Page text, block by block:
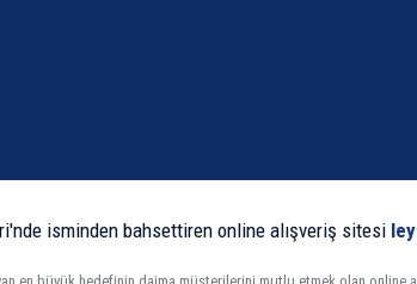
isminden bahsettiren online alışveriş sitesi